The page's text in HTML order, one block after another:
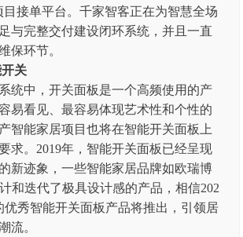
目接单平台。千家智客正在为智慧全场
与完整交付建设闭环系统，并且一直
保环节。
关
统中，开关面板是一个高频使用的产
易看见、最容易体现艺术性和个性的
智能家居项目也将在智能开关面板上
求。2019年，智能开关面板已经呈现
新迹象，一些智能家居品牌如欧瑞博
和迭代了极具设计感的产品，相信202
优秀智能开关面板产品将推出，引领居
流。